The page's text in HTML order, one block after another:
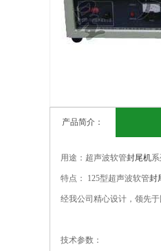
产品简介：
用途：超声波软管封尾机
特点： 125型超声波软管封
经我公司精心设计，领先
技术参数：